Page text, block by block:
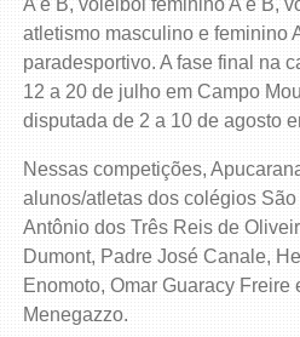
atletismo masculino e feminino
paradesportivo. A fase final na
12 a 20 de julho em Campo
disputada de 2 a 10 de agosto
Nessas competições,
alunos/atletas dos colégios
Antônio dos Três Reis de
Dumont, Padre José Canale,
Enomoto, Omar Guaracy Freire
Menegazzo.